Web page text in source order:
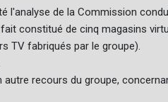
l'analyse de la Commission
constitué de cinq magasins
TV fabriqués par le groupe).
recours du groupe,